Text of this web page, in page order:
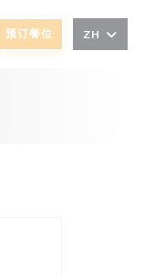
预订餐位 ZH